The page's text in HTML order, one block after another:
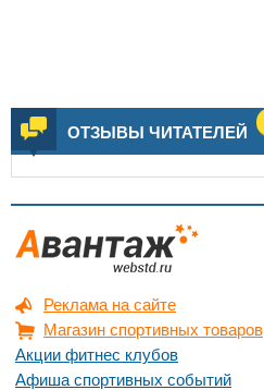
ОТЗЫВЫ ЧИТАТЕЛЕЙ
Реклама на сайте
Магазин спортивных товаров
Акции фитнес клубов
Афиша спортивных событий